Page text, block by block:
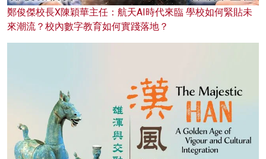
鄭俊傑校長X陳穎華主任：航天AI時代來臨 學校如何緊貼未
來潮流？校內數字教育如何實踐落地？